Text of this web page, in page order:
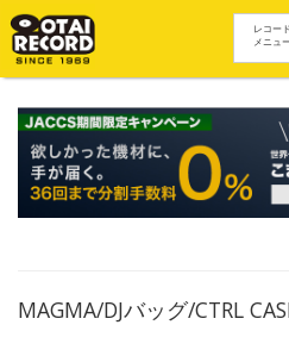
レコード
メニュ
MAGMA/DJバッグ/CTRL